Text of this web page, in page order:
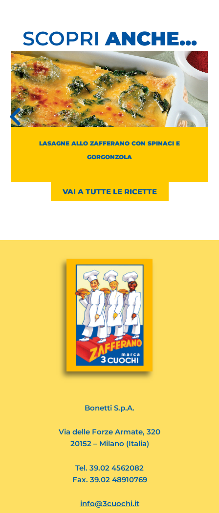
SCOPRIANCHE...
LASAGNE ALLO ZAFFERANO CON SPINACI E
GORGONZOLA
VAI A TUTTE LE RICETTE
Bonetti S.p.A.
Via delle Forze Armate, 320
20152 – Milano (Italia)
Tel. 39.02 4562082
Fax. 39.02 48910769
info@3cuochi.it